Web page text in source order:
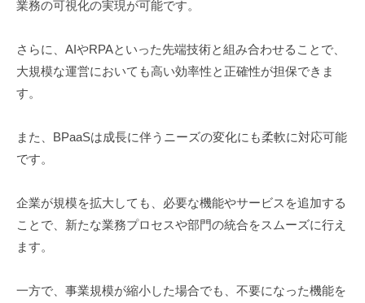
業務の可視化の実現が可能です。
さらに、AIやRPAといった先端技術と組み合わせることで、
大規模な運営においても高い効率性と正確性が担保できま
す。
また、BPaaSは成長に伴うニーズの変化にも柔軟に対応可能
です。
企業が規模を拡大しても、必要な機能やサービスを追加する
ことで、新たな業務プロセスや部門の統合をスムーズに行え
ます。
一方で、事業規模が縮小した場合でも、不要になった機能を